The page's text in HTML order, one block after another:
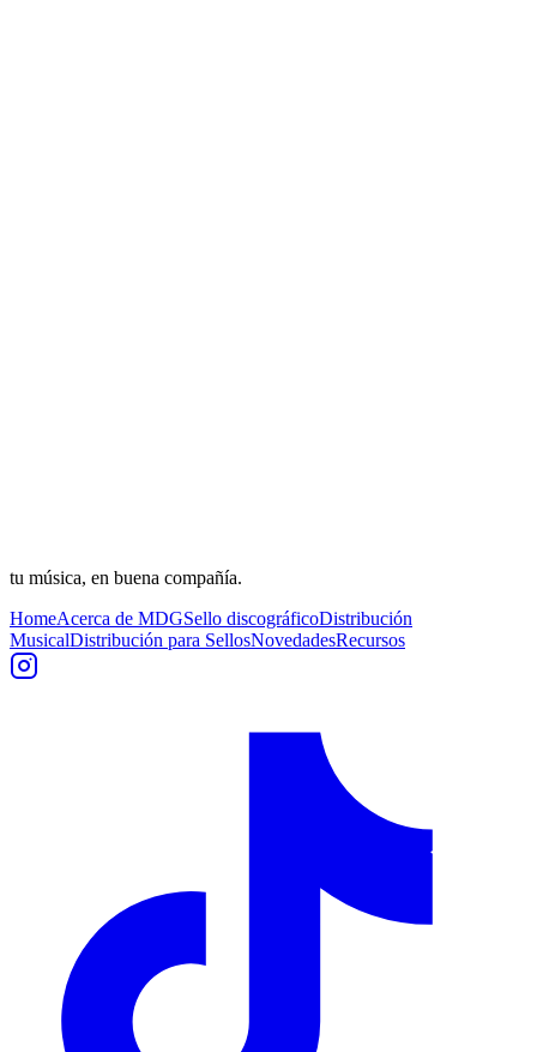
tu música, en buena compañía.
HomeAcerca de MDGSello discográficoDistribución
MusicalDistribución para SellosNovedadesRecursos